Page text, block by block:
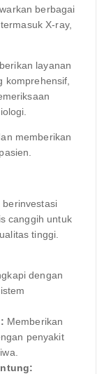
berbagai
X-ray,
layanan
komprehensif,
memberikan
berinvestasi
canggih untuk
tinggi.
dengan
Memberikan
penyakit